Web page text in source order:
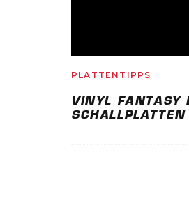
PLATTENTIPPS
VINYL FANTASY